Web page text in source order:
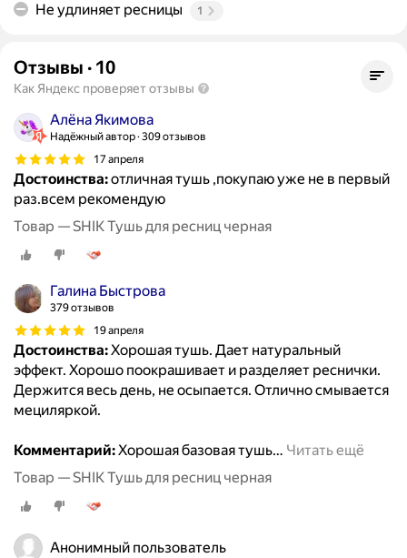
Не удлиняет ресницы 1
Отзывы · 10
Как Яндекс проверяет отзывы
Алёна Якимова
Надёжный автор 309 отзывов
17 апреля
Достоинства:отличная тушь ,покупаю уже не в первый
раз.всем рекомендую
Товар — SHIK Тушь для ресниц черная
Галина Быстрова
379 отзывов
19 апреля
Достоинства:Хорошая тушь. Дает натуральный
эффект. Хорошо поокрашивает и разделяет реснички.
Держится весь день, не осыпается. Отлично смывается
мециляркой.
Комментарий:Хорошая базовая тушь… Читать ещё
Товар — SHIK Тушь для ресниц черная
Анонимный пользователь